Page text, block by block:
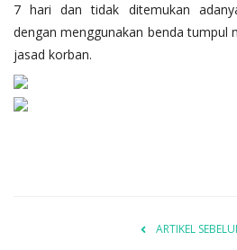
7 hari dan tidak ditemukan
dengan menggunakan benda tumpul
jasad korban.
ARTIKEL